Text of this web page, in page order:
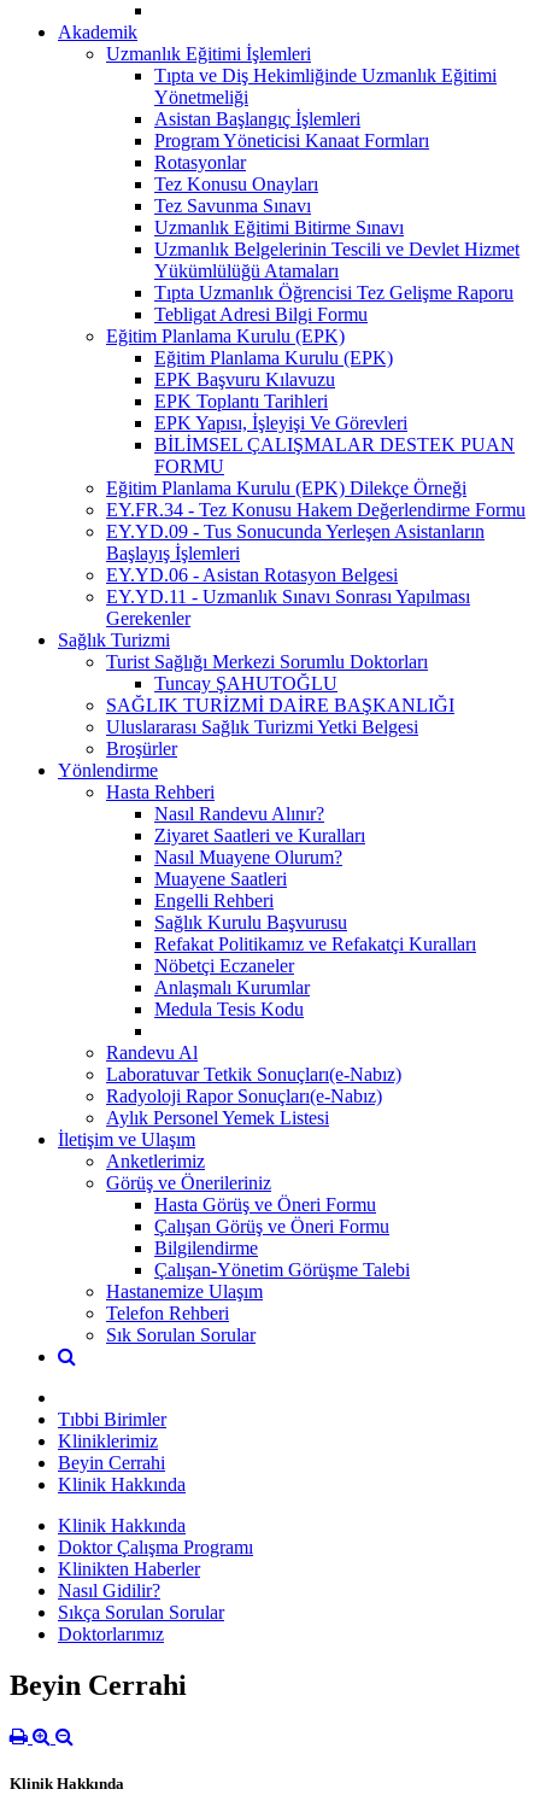
Akademik
Uzmanlık Eğitimi İşlemleri
Tıpta ve Diş Hekimliğinde Uzmanlık Eğitimi
Yönetmeliği
Asistan Başlangıç İşlemleri
Program Yöneticisi Kanaat Formları
Rotasyonlar
Tez Konusu Onayları
Tez Savunma Sınavı
Uzmanlık Eğitimi Bitirme Sınavı
Uzmanlık Belgelerinin Tescili ve Devlet Hizmet
Yükümlülüğü Atamaları
Tıpta Uzmanlık Öğrencisi Tez Gelişme Raporu
Tebligat Adresi Bilgi Formu
Eğitim Planlama Kurulu (EPK)
Eğitim Planlama Kurulu (EPK)
EPK Başvuru Kılavuzu
EPK Toplantı Tarihleri
EPK Yapısı, İşleyişi Ve Görevleri
BİLİMSEL ÇALIŞMALAR DESTEK PUAN
FORMU
Eğitim Planlama Kurulu (EPK) Dilekçe Örneği
EY.FR.34 - Tez Konusu Hakem Değerlendirme Formu
EY.YD.09 - Tus Sonucunda Yerleşen Asistanların
Başlayış İşlemleri
EY.YD.06 - Asistan Rotasyon Belgesi
EY.YD.11 - Uzmanlık Sınavı Sonrası Yapılması
Gerekenler
Sağlık Turizmi
Turist Sağlığı Merkezi Sorumlu Doktorları
Tuncay ŞAHUTOĞLU
SAĞLIK TURİZMİ DAİRE BAŞKANLIĞI
Uluslararası Sağlık Turizmi Yetki Belgesi
Broşürler
Yönlendirme
Hasta Rehberi
Nasıl Randevu Alınır?
Ziyaret Saatleri ve Kuralları
Nasıl Muayene Olurum?
Muayene Saatleri
Engelli Rehberi
Sağlık Kurulu Başvurusu
Refakat Politikamız ve Refakatçi Kuralları
Nöbetçi Eczaneler
Anlaşmalı Kurumlar
Medula Tesis Kodu
Randevu Al
Laboratuvar Tetkik Sonuçları(e-Nabız)
Radyoloji Rapor Sonuçları(e-Nabız)
Aylık Personel Yemek Listesi
İletişim ve Ulaşım
Anketlerimiz
Görüş ve Önerileriniz
Hasta Görüş ve Öneri Formu
Çalışan Görüş ve Öneri Formu
Bilgilendirme
Çalışan-Yönetim Görüşme Talebi
Hastanemize Ulaşım
Telefon Rehberi
Sık Sorulan Sorular
Tıbbi Birimler
Kliniklerimiz
Beyin Cerrahi
Klinik Hakkında
Klinik Hakkında
Doktor Çalışma Programı
Klinikten Haberler
Nasıl Gidilir?
Sıkça Sorulan Sorular
Doktorlarımız
Beyin Cerrahi
Klinik Hakkında